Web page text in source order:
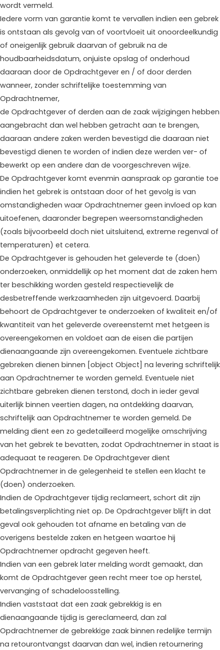
wordt vermeld.
Iedere vorm van garantie komt te vervallen indien een gebrek
is ontstaan als gevolg van of voortvloeit uit onoordeelkundig
of oneigenlijk gebruik daarvan of gebruik na de
houdbaarheidsdatum, onjuiste opslag of onderhoud
daaraan door de Opdrachtgever en / of door derden
wanneer, zonder schriftelijke toestemming van
Opdrachtnemer,
de Opdrachtgever of derden aan de zaak wijzigingen hebben
aangebracht dan wel hebben getracht aan te brengen,
daaraan andere zaken werden bevestigd die daaraan niet
bevestigd dienen te worden of indien deze werden ver- of
bewerkt op een andere dan de voorgeschreven wijze.
De Opdrachtgever komt evenmin aanspraak op garantie toe
indien het gebrek is ontstaan door of het gevolg is van
omstandigheden waar Opdrachtnemer geen invloed op kan
uitoefenen, daaronder begrepen weersomstandigheden
(zoals bijvoorbeeld doch niet uitsluitend, extreme regenval of
temperaturen) et cetera.
De Opdrachtgever is gehouden het geleverde te (doen)
onderzoeken, onmiddellijk op het moment dat de zaken hem
ter beschikking worden gesteld respectievelijk de
desbetreffende werkzaamheden zijn uitgevoerd. Daarbij
behoort de Opdrachtgever te onderzoeken of kwaliteit en/of
kwantiteit van het geleverde overeenstemt met hetgeen is
overeengekomen en voldoet aan de eisen die partijen
dienaangaande zijn overeengekomen. Eventuele zichtbare
gebreken dienen binnen [object Object] na levering schriftelijk
aan Opdrachtnemer te worden gemeld. Eventuele niet
zichtbare gebreken dienen terstond, doch in ieder geval
uiterlijk binnen veertien dagen, na ontdekking daarvan,
schriftelijk aan Opdrachtnemer te worden gemeld. De
melding dient een zo gedetailleerd mogelijke omschrijving
van het gebrek te bevatten, zodat Opdrachtnemer in staat is
adequaat te reageren. De Opdrachtgever dient
Opdrachtnemer in de gelegenheid te stellen een klacht te
(doen) onderzoeken.
Indien de Opdrachtgever tijdig reclameert, schort dit zijn
betalingsverplichting niet op. De Opdrachtgever blijft in dat
geval ook gehouden tot afname en betaling van de
overigens bestelde zaken en hetgeen waartoe hij
Opdrachtnemer opdracht gegeven heeft.
Indien van een gebrek later melding wordt gemaakt, dan
komt de Opdrachtgever geen recht meer toe op herstel,
vervanging of schadeloosstelling.
Indien vaststaat dat een zaak gebrekkig is en
dienaangaande tijdig is gereclameerd, dan zal
Opdrachtnemer de gebrekkige zaak binnen redelijke termijn
na retourontvangst daarvan dan wel, indien retournering